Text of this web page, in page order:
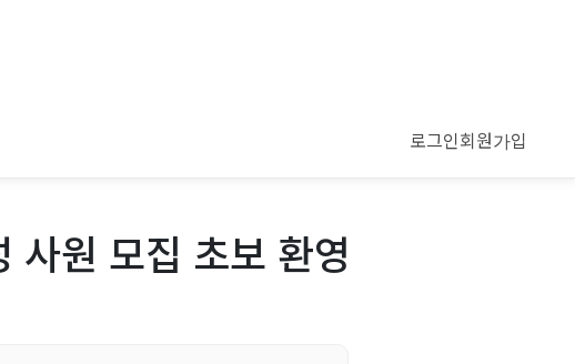
로그인회원가입
사원 모집 초보 환영